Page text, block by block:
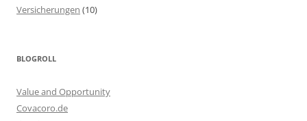
Versicherungen (10)
BLOGROLL
Value and Opportunity
Covacoro.de